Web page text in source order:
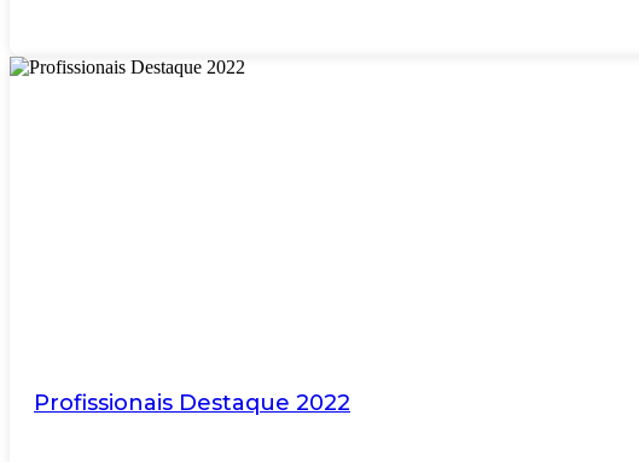
Profissionais Destaque 2022